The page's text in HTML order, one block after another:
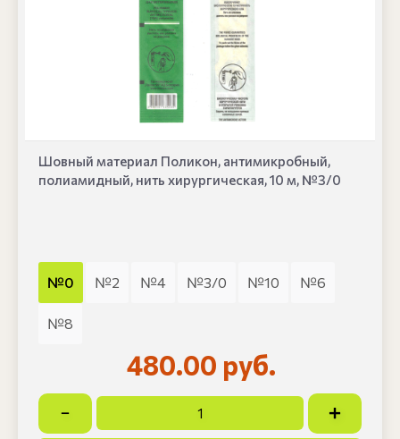
Шовный материал Поликон, антимикробный,
полиамидный, нить хирургическая, 10 м, №3/0
№0 №2 №4 №3/0 №10 №6
№8
480.00 руб.